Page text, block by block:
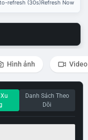
refresh (30s)Refresh Now
Hình ảnh Video
Danh Sách Theo
Dõi